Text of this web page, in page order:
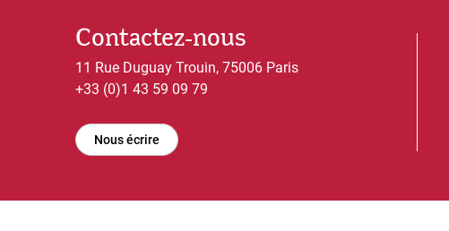
Contactez-nous
11 Rue Duguay Trouin, 75006 Paris
+33 (0)1 43 59 09 79
Nous écrire